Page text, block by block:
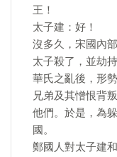
王！
太子建：好！
沒多久，宋國內
太子殺了，並劫
華氏之亂後，形
兄弟及其憎恨背
他們。於是，為
國。
鄭國人對太子建